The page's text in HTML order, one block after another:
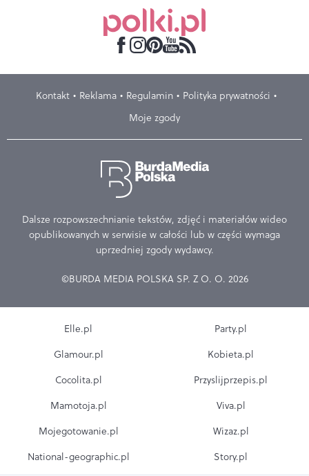
Kontakt Reklama Regulamin
Polityka prywatności
Moje zgody
Dalsze rozpowszechnianie tekstów, zdjęć i materiałów wideo
opublikowanych w serwisie w całości lub w części wymaga
uprzedniej zgody wydawcy.
©BURDA MEDIA POLSKA SP. Z O. O. 2026
Elle.pl
Glamour.pl
Cocolita.pl
Mamotoja.pl
Mojegotowanie.pl
National-geographic.pl
Party.pl
Kobieta.pl
Przyslijprzepis.pl
Viva.pl
Wizaz.pl
Story.pl